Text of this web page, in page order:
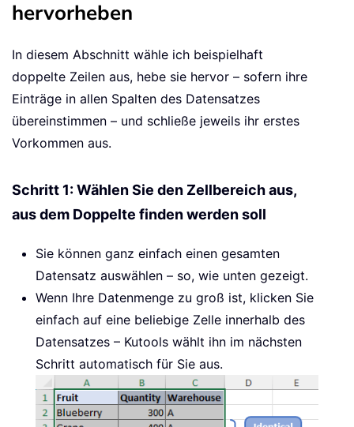
hervorheben
In diesem Abschnitt wähle ich beispielhaft
doppelte Zeilen aus, hebe sie hervor – sofern ihre
Einträge in allen Spalten des Datensatzes
übereinstimmen – und schließe jeweils ihr erstes
Vorkommen aus.
Schritt 1: Wählen Sie den Zellbereich aus,
aus dem Doppelte finden werden soll
Sie können ganz einfach einen gesamten
Datensatz auswählen – so, wie unten gezeigt.
Wenn Ihre Datenmenge zu groß ist, klicken Sie
einfach auf eine beliebige Zelle innerhalb des
Datensatzes – Kutools wählt ihn im nächsten
Schritt automatisch für Sie aus.